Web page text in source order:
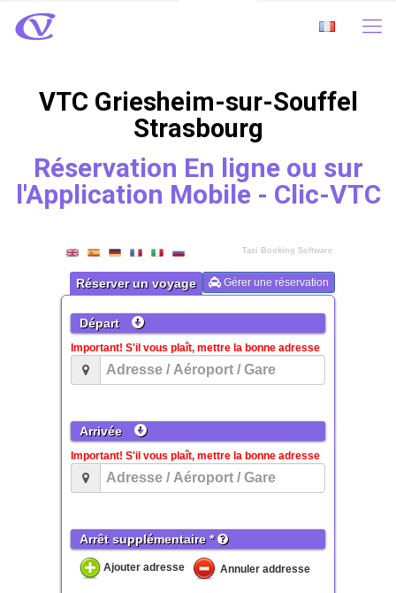
VTC Griesheim-sur-Souffel
Strasbourg
Réservation En ligne ou sur
l'Application Mobile - Clic-VTC